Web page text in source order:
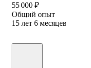
55 000 ₽
Общий опыт
15 лет 6 месяцев